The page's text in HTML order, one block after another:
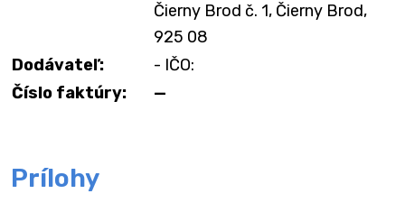
Čierny Brod č. 1, Čierny Brod,
925 08
Dodávateľ:
- IČO:
Číslo faktúry:
—
Prílohy